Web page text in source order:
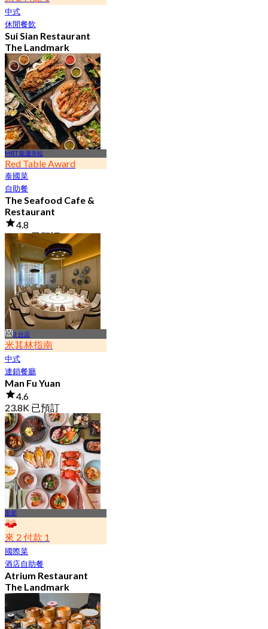
中式
休閒餐飲
Sui Sian Restaurant
The Landmark
Bangkok Hotel
4.7
15K 已預訂
起฿ 808
MRT 龍蓮寺站
Red Table Award
泰國菜
自助餐
The Seafood Cafe &
Restaurant
4.8
30.2K 已預訂
起 ฿ 645
3 分店
米其林指南
中式
連鎖餐廳
Man Fu Yuan
4.6
23.8K 已預訂
起฿ 598
那那
來 2 付款 1
國際菜
酒店自助餐
Atrium Restaurant
The Landmark
Bangkok Hotel
4.6
10.7K 已預訂